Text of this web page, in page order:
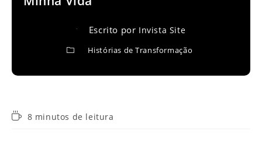
Escrito por Invista Site
Histórias de Transformação
Tempo8 minutos de leitura